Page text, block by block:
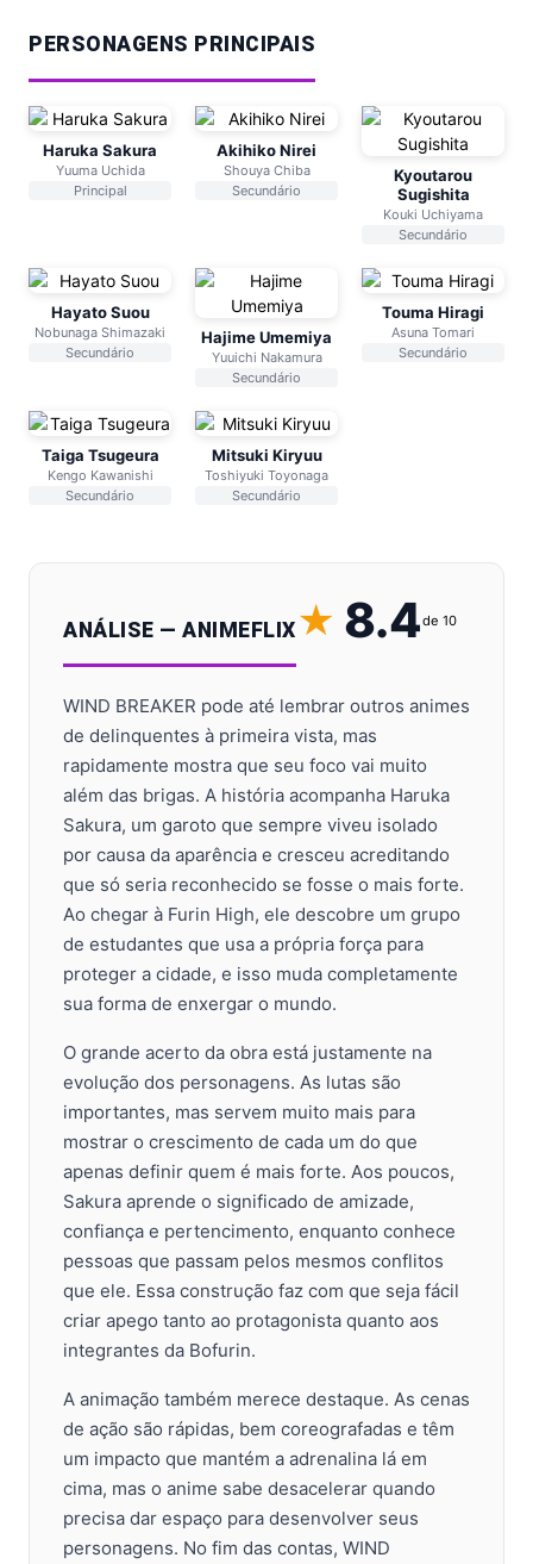
PERSONAGENS PRINCIPAIS
Haruka Sakura
Yuuma Uchida
Principal
Akihiko Nirei
Shouya Chiba
Secundário
Kyoutarou
Sugishita
Kouki Uchiyama
Secundário
Hayato Suou
Nobunaga Shimazaki
Secundário
Hajime Umemiya
Yuuichi Nakamura
Secundário
Touma Hiragi
Asuna Tomari
Secundário
Taiga Tsugeura
Kengo Kawanishi
Secundário
Mitsuki Kiryuu
Toshiyuki Toyonaga
Secundário
ANÁLISE — ANIMEFLIX 8.4de 10
WIND BREAKER pode até lembrar outros animes
de delinquentes à primeira vista, mas
rapidamente mostra que seu foco vai muito
além das brigas. A história acompanha Haruka
Sakura, um garoto que sempre viveu isolado
por causa da aparência e cresceu acreditando
que só seria reconhecido se fosse o mais forte.
Ao chegar à Furin High, ele descobre um grupo
de estudantes que usa a própria força para
proteger a cidade, e isso muda completamente
sua forma de enxergar o mundo.
O grande acerto da obra está justamente na
evolução dos personagens. As lutas são
importantes, mas servem muito mais para
mostrar o crescimento de cada um do que
apenas definir quem é mais forte. Aos poucos,
Sakura aprende o significado de amizade,
confiança e pertencimento, enquanto conhece
pessoas que passam pelos mesmos conflitos
que ele. Essa construção faz com que seja fácil
criar apego tanto ao protagonista quanto aos
integrantes da Bofurin.
A animação também merece destaque. As cenas
de ação são rápidas, bem coreografadas e têm
um impacto que mantém a adrenalina lá em
cima, mas o anime sabe desacelerar quando
precisa dar espaço para desenvolver seus
personagens. No fim das contas, WIND